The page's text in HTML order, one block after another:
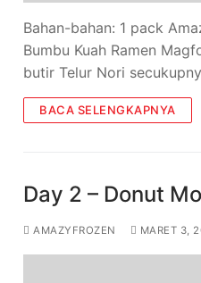
Bahan-bahan: 1 pack
Bumbu Kuah Ramen
butir Telur Nori
BACA SELENGKAPNYA
Day 2 – Donut
AMAZYFROZEN MARET 3,